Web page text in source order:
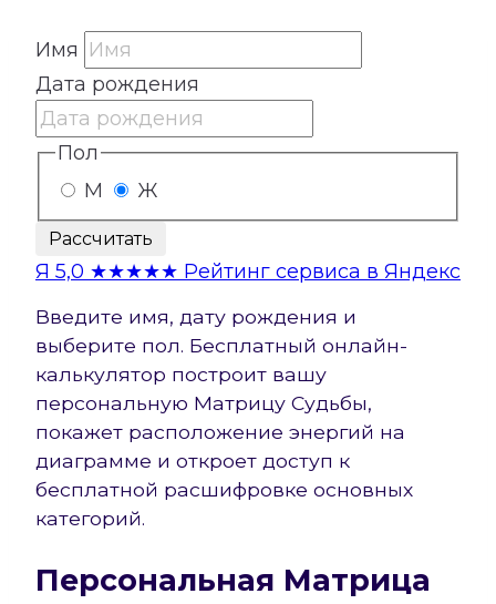
Имя
Дата рождения
Пол
М
Ж
Рассчитать
Я 5,0 ★★★★★ Рейтинг сервиса в Яндекс
Введите имя, дату рождения и
выберите пол. Бесплатный онлайн-
калькулятор построит вашу
персональную Матрицу Судьбы,
покажет расположение энергий на
диаграмме и откроет доступ к
бесплатной расшифровке основных
категорий.
Персональная Матрица